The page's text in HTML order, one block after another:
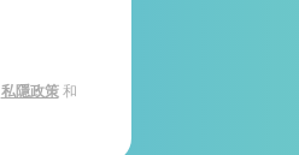
私隱政策和